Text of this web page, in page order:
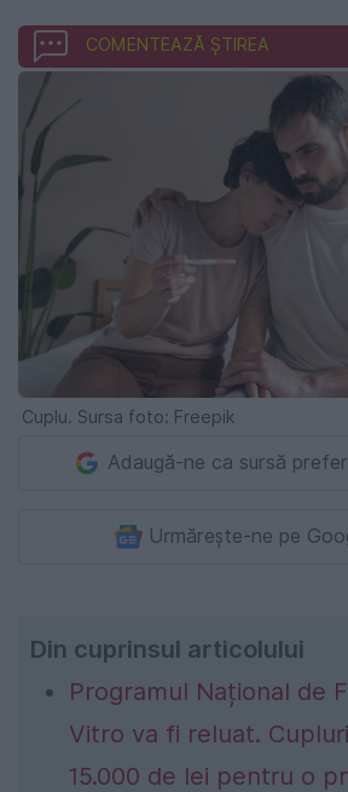
COMENTEAZĂ ȘTIREA
Cuplu. Sursa foto: Freepik
Adaugă-ne ca sursă
Urmărește-ne pe
Din cuprinsul articolului
Programul Național de
Vitro va fi reluat.
15.000 de lei pentru o